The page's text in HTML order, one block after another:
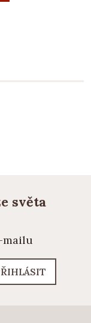
světa
mailu